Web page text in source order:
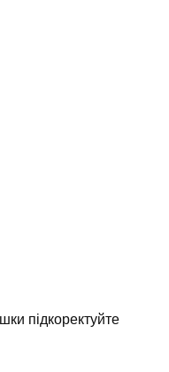
підкоректуйте